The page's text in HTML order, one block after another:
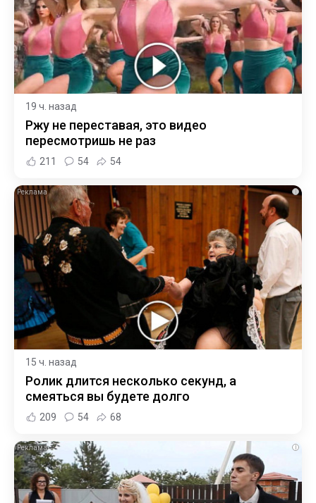
19 ч. назад
Ржу не переставая, это видео
пересмотришь не раз
211 54 54
i
15 ч. назад
Ролик длится несколько секунд, а
смеяться вы будете долго
209 54 68
i